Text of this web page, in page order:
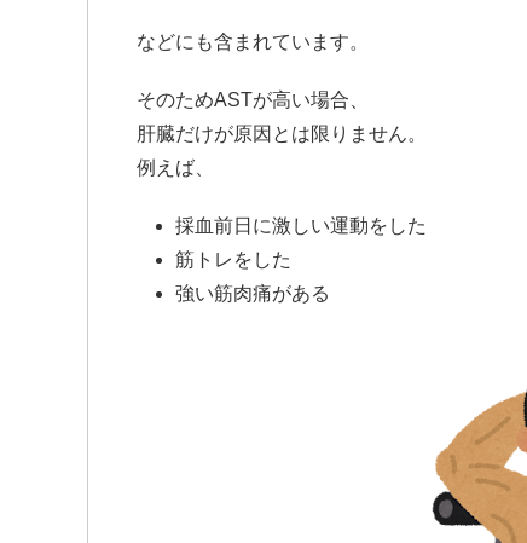
などにも含まれています。
そのためASTが高い場合、
肝臓だけが原因とは限りません。
例えば、
採血前日に激しい運動をした
筋トレをした
強い筋肉痛がある